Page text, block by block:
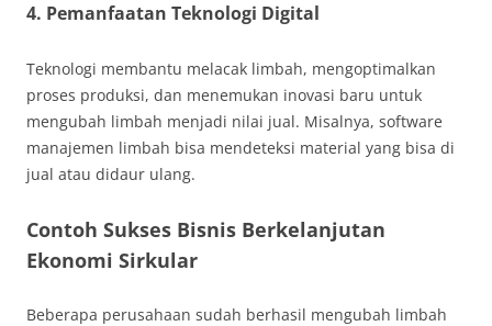
4. Pemanfaatan Teknologi Digital
Teknologi membantu melacak limbah, mengoptimalkan
proses produksi, dan menemukan inovasi baru untuk
mengubah limbah menjadi nilai jual. Misalnya, software
manajemen limbah bisa mendeteksi material yang bisa di
jual atau didaur ulang.
Contoh Sukses Bisnis Berkelanjutan
Ekonomi Sirkular
Beberapa perusahaan sudah berhasil mengubah limbah